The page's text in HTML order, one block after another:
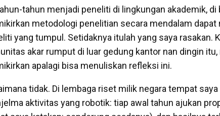
tahun menjadi peneliti di lingkungan akademik, di
metodologi penelitian secara mendalam
yang tumpul. Setidaknya itulah yang saya rasakan.
akar rumput di luar gedung kantor nan dingin
apalagi bisa menuliskan refleksi ini.
tidak. Di lembaga riset milik negara tempat
aktivitas yang robotik: tiap awal tahun ajukan